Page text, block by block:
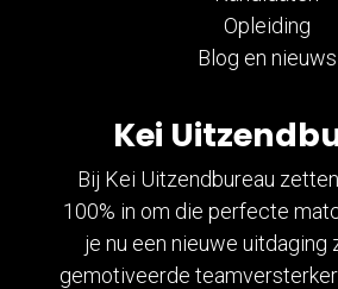
Kei
Bij Kei Uitzendbureau
100% in om die perfecte
je nu een nieuwe uitdaging
gemotiveerde
Opleiding
Blog en nieuws